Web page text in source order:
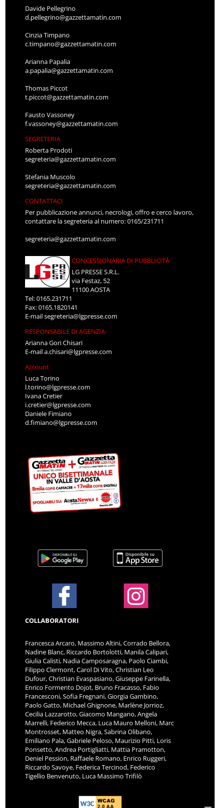
Davide Pellegrino
d.pellegrino@gazzettamatin.com
Cinzia Timpano
c.timpano@gazzettamatin.com
Arianna Papalia
a.papalia@gazzettamatin.com
Thomas Piccot
t.piccot@gazzettamatin.com
Fausto Vassoney
f.vassoney@gazzettamatin.com
SEGRETERIA
Roberta Prodoti
segreteria@gazzettamatin.com
Stefania Muscolo
segreteria@gazzettamatin.com
CONTATTACI
Per pubblicazione annunci, necrologi, offro e cerco lavoro,
contattare la segreteria al numero: 0165/231711
segreteria@gazzettamatin.com
CONCESSIONARIA DI PUBBLICITÀ
LG PRESSE S.R.L.
via Festaz, 52
11100 AOSTA
Tel: 0165.231711
Fax: 0165.1820141
E-mailsegreteria@lgpresse.com
RESPONSABILE DI AGENZIA
Arianna Gori Chisari
E-maila.chisari@lgpresse.com
Account
Luca Torino
l.torino@lgpresse.com
Ivana Cretier
i.cretier@lgpresse.com
Daniele Fimiano
d.fimiano@lgpresse.com
COLLABORATORI
Francesca Arcaro, Massimo Altini, Corrado Bellora,
Nadine Blanc, Riccardo Bortolotti, Manila Calipari,
Giulia Calisti, Nadia Camposaragna, Paolo Ciambi,
Filippo Clermont, Carol Di Vito, Christian Leo
Dufour, Christian Evaspasiano, Giuseppe Farinella,
Enrico Formento Dojot, Bruno Fracasso, Fabio
Francesconi, Sofia Fregnani, Giorgia Gambino,
Paolo Gatto, Michael Ghignone, Marlène Jorrioz,
Cecilia Lazzarotto, Giacomo Mangano, Angela
Marrelli, Federico Mecca, Luca Mauro Melloni, Marc
Montrosset, Matteo Nigra, Sabrina Olibano,
Emiliano Pala, Gabriele Peloso, Maurizio Pitti, Loris
Ponsetto, Andrea Portigliatti, Mattia Pramotton,
Deniel Pession, Raffaele Romano, Enrico Ruggeri,
Riccardo Savoye, Federica Tercinod, Federico
Tigellio Benvenuto, Luca Massimo Trifilò